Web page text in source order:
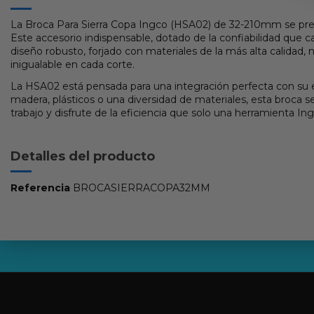
La Broca Para Sierra Copa Ingco (HSA02) de 32-210mm se
Este accesorio indispensable, dotado de la confiabilidad que
diseño robusto, forjado con materiales de la más alta
inigualable en cada corte.
La HSA02 está pensada para una integración perfecta con
madera, plásticos o una diversidad de materiales, esta broca
trabajo y disfrute de la eficiencia que solo una herramienta
Detalles del producto
Referencia BROCASIERRACOPA32MM